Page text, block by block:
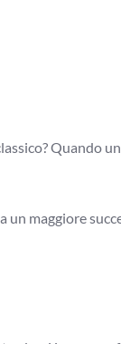
Quando
maggiore